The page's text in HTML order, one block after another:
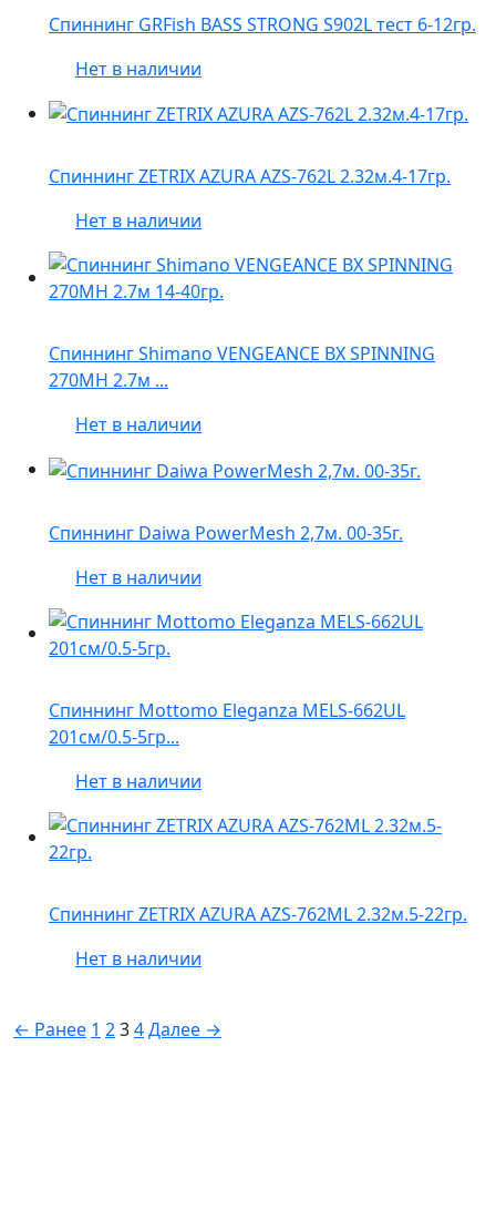
Спиннинг GRFish BASS STRONG S902L тест 6-12гр.
Нет в наличии
Спиннинг ZETRIX AZURA AZS-762L 2.32м.4-17гр.
Нет в наличии
Спиннинг Shimano VENGEANCE BX SPINNING
270MH 2.7м ...
Нет в наличии
Спиннинг Daiwa PowerMesh 2,7м. 00-35г.
Нет в наличии
Спиннинг Mottomo Eleganza MELS-662UL
201см/0.5-5гр...
Нет в наличии
Спиннинг ZETRIX AZURA AZS-762ML 2.32м.5-22гр.
Нет в наличии
← Ранее 1 234Далее →